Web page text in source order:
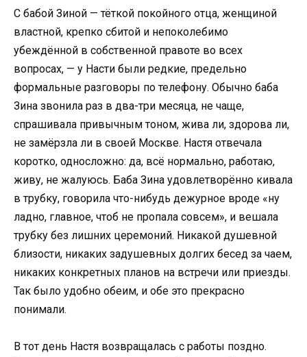
С бабой Зиной — тёткой покойного отца, женщиной
властной, крепко сбитой и непоколебимо
убеждённой в собственной правоте во всех
вопросах, — у Насти были редкие, предельно
формальные разговоры по телефону. Обычно баба
Зина звонила раз в два-три месяца, не чаще,
спрашивала привычным тоном, жива ли, здорова ли,
не замёрзла ли в своей Москве. Настя отвечала
коротко, односложно: да, всё нормально, работаю,
живу, не жалуюсь. Баба Зина удовлетворённо кивала
в трубку, говорила что-нибудь дежурное вроде «ну
ладно, главное, чтоб не пропала совсем», и вешала
трубку без лишних церемоний. Никакой душевной
близости, никаких задушевных долгих бесед за чаем,
никаких конкретных планов на встречи или приезды.
Так было удобно обеим, и обе это прекрасно
понимали.
В тот день Настя возвращалась с работы поздно.